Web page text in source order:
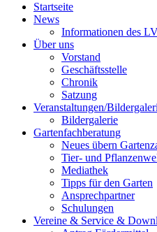
Startseite
News
Informationen des
Über uns
Vorstand
Geschäftsstelle
Chronik
Satzung
Veranstaltungen/
Bildergalerie
Gartenfachberatung
Neues übern
Tier- und
Mediathek
Tipps für den Garten
Ansprechpartner
Schulungen
Vereine & Service &